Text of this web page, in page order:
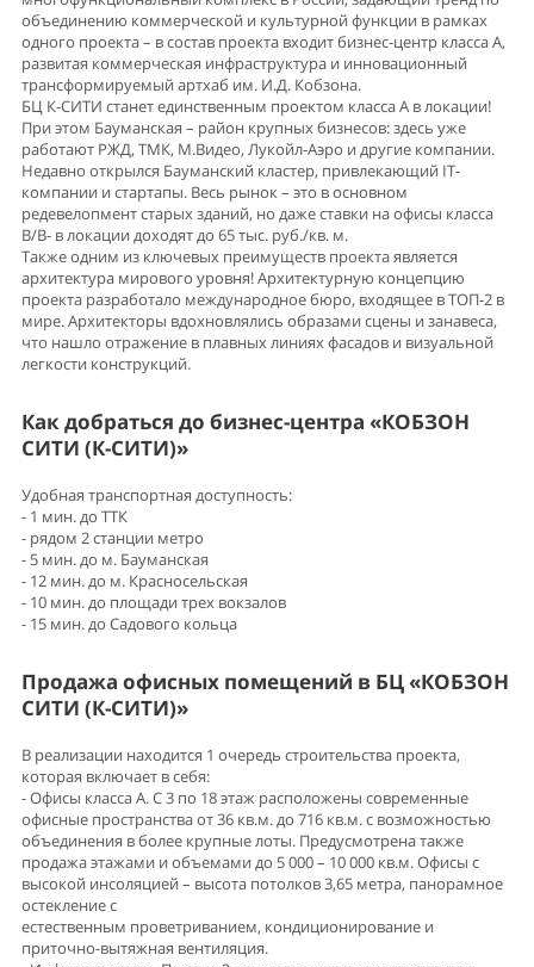
объединению коммерческой и культурной функции в рамках
одного проекта – в состав проекта входит бизнес-центр класса А,
развитая коммерческая инфраструктура и инновационный
трансформируемый артхаб им. И.Д. Кобзона.
БЦ К-СИТИ станет единственным проектом класса А в локации!
При этом Бауманская – район крупных бизнесов: здесь уже
работают РЖД, ТМК, М.Видео, Лукойл-Аэро и другие компании.
Недавно открылся Бауманский кластер, привлекающий IT-
компании и стартапы. Весь рынок – это в основном
редевелопмент старых зданий, но даже ставки на офисы класса
B/B- в локации доходят до 65 тыс. руб./кв. м.
Также одним из ключевых преимуществ проекта является
архитектура мирового уровня! Архитектурную концепцию
проекта разработало международное бюро, входящее в ТОП-2 в
мире. Архитекторы вдохновлялись образами сцены и занавеса,
что нашло отражение в плавных линиях фасадов и визуальной
легкости конструкций.
Как добраться до бизнес-центра «КОБЗОН
СИТИ (К-СИТИ)»
Удобная транспортная доступность:
- 1 мин. до ТТК
- рядом 2 станции метро
- 5 мин. до м. Бауманская
- 12 мин. до м. Красносельская
- 10 мин. до площади трех вокзалов
- 15 мин. до Садового кольца
Продажа офисных помещений в БЦ «КОБЗОН
СИТИ (К-СИТИ)»
В реализации находится 1 очередь строительства проекта,
которая включает в себя:
- Офисы класса А. С 3 по 18 этаж расположены современные
офисные пространства от 36 кв.м. до 716 кв.м. с возможностью
объединения в более крупные лоты. Предусмотрена также
продажа этажами и объемами до 5 000 – 10 000 кв.м. Офисы с
высокой инсоляцией – высота потолков 3,65 метра, панорамное
остекление с
естественным проветриванием, кондиционирование и
приточно-вытяжная вентиляция.